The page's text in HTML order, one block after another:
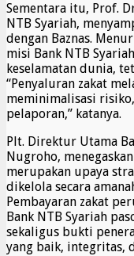
Sementara itu, Prof.
NTB Syariah,
dengan Baznas.
misi Bank NTB
keselamatan dunia,
“Penyaluran zakat
meminimalisasi
pelaporan,” katanya.
Plt. Direktur Utama
Nugroho,
merupakan upaya
dikelola secara
Pembayaran zakat
Bank NTB Syariah
sekaligus bukti
yang baik, integritas,